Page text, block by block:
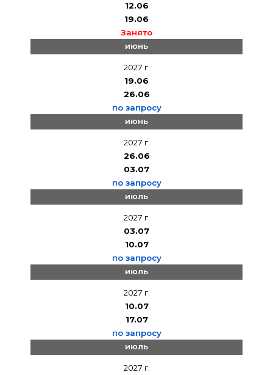
12.06
19.06
Занято
июнь
2027 г.
19.06
26.06
по запросу
июнь
2027 г.
26.06
03.07
по запросу
июль
2027 г.
03.07
10.07
по запросу
июль
2027 г.
10.07
17.07
по запросу
июль
2027 г.